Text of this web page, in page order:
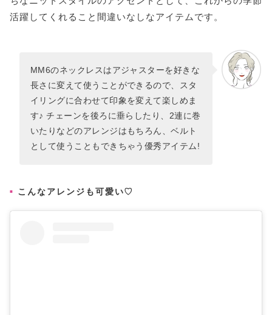
活躍してくれること間違いなしなアイテムです。
MM6のネックレスはアジャスターを好きな
長さに変えて使うことができるので、スタ
イリングに合わせて印象を変えて楽しめま
す♪ チェーンを後ろに垂らしたり、2連に巻
いたりなどのアレンジはもちろん、ベルト
として使うこともできちゃう優秀アイテム!
こんなアレンジも可愛い♡